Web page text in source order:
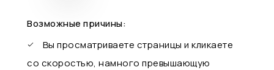
Возможные причины:
Вы просматриваете страницы и кликаете
со скоростью, намного превышающую